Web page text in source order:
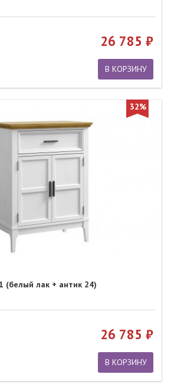
26 785
В КОРЗИНУ
32%
(белый лак + антик 24)
26 785
В КОРЗИНУ